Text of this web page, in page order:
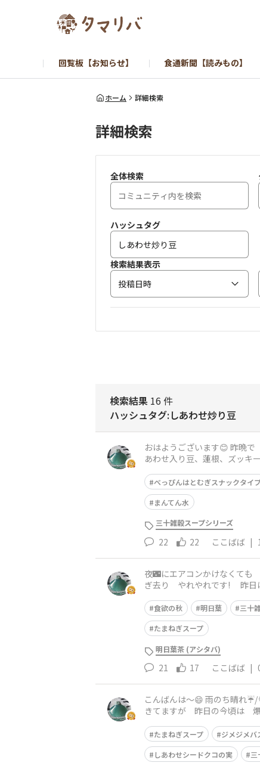
回覧板【お知らせ】 食通新聞【読みもの】
ホーム 詳細検索
詳細検索
全体検索
ハッシュタグ
検索結果表示
投稿日時
検索結果 16 件
ハッシュタグ:しあわせ炒り豆
おはようございます😊 昨晩
あわせ入り豆、蓮根、ズッキ
べっぴんはとむぎスナックタイ
まんてん水
三十雑穀スープシリーズ
22 22 ここばば |
夜🌃にエアコンかけなくて
ぎ去り やれやれです! 昨日は 丁度 エステ💆の帰りから空が暗〜くなりはじめ買い物🛒してる時に 雷⚡️が酷く危険なので 外に出る時は
食欲の秋 明日葉 三十
たまねぎスープ
明日葉茶 (アシタバ)
21 17 ここばば |
こんばんは〜😄 雨のち晴れ☔/🌤️の今日の天気 体調は如
きてますが 昨日の今頃は
たまねぎスープ ジメジメバ
しあわせシードクコの実
三